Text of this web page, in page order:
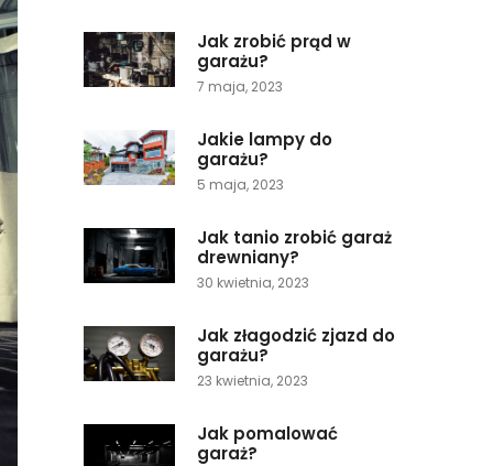
Jak zrobić prąd w
garażu?
7 maja, 2023
Jakie lampy do
garażu?
5 maja, 2023
Jak tanio zrobić garaż
drewniany?
30 kwietnia, 2023
Jak złagodzić zjazd do
garażu?
23 kwietnia, 2023
Jak pomalować
garaż?